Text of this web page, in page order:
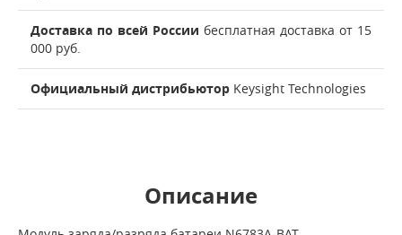
Доставка по всей России бесплатная доставка от 15
000 руб.
Официальный дистрибьютор Keysight Technologies
Описание